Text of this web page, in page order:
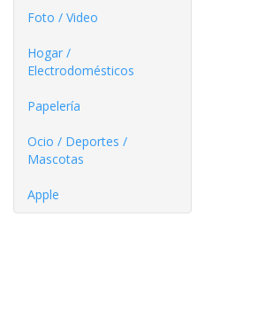
Foto / Video
Hogar /
Electrodomésticos
Papelería
Ocio / Deportes /
Mascotas
Apple